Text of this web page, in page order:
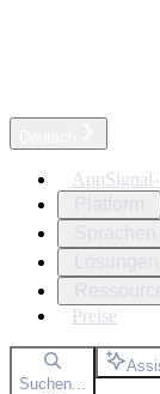
Preise
Suchen...